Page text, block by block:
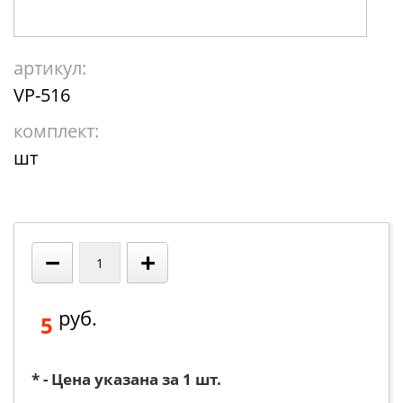
артикул:
VP-516
комплект:
шт
− +
5 руб.
* - Цена указана за 1 шт.